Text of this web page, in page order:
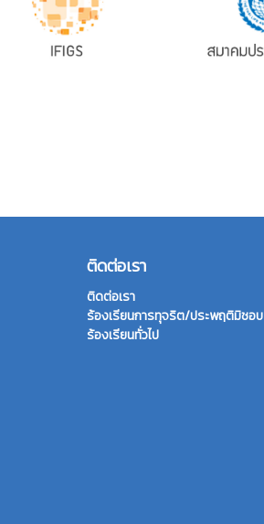
ติดต่อเรา
ติดต่อเรา
ร้องเรียนการทุจริต/ประพฤติมิชอบ
ร้องเรียนทั่วไป